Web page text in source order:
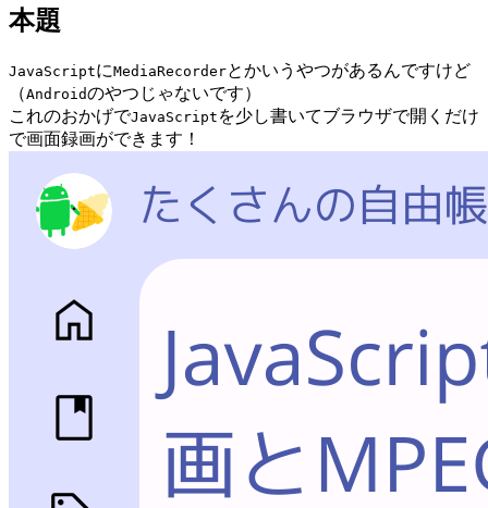
本題
JavaScriptにMediaRecorderとかいうやつがあるんですけど
（Androidのやつじゃないです）
これのおかげでJavaScript を少し書いてブラウザで開くだけ
で画面録画ができます！